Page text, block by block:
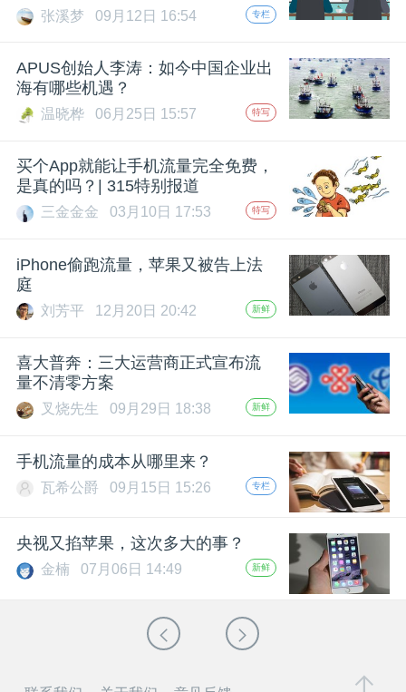
张溪梦 09月12日 16:54 专栏
APUS创始人李涛：如今中国企业出
海有哪些机遇？
温晓桦 06月25日 15:57 特写
买个App就能让手机流量完全免费，
是真的吗？| 315特别报道
三金金金 03月10日 17:53 特写
iPhone偷跑流量，苹果又被告上法
庭
刘芳平 12月20日 20:42 新鲜
喜大普奔：三大运营商正式宣布流
量不清零方案
叉烧先生 09月29日 18:38 新鲜
手机流量的成本从哪里来？
瓦希公爵 09月15日 15:26 专栏
央视又掐苹果，这次多大的事？
金楠 07月06日 14:49 新鲜